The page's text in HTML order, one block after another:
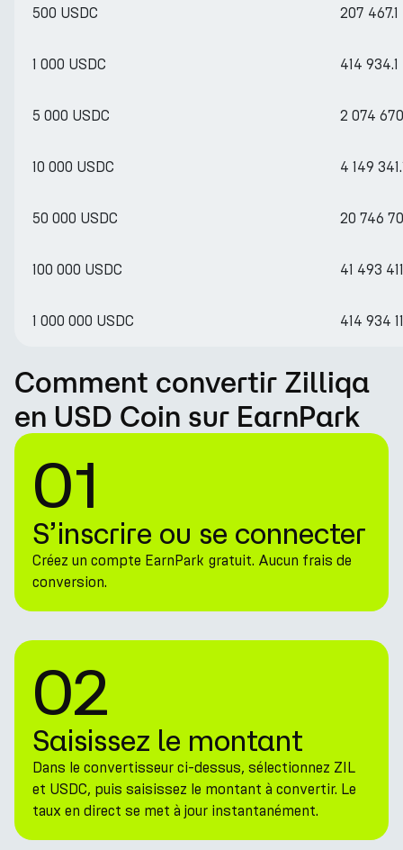
500 USDC 207
1 000 USDC 414
5 000 USDC 2 074
10 000 USDC 4 149
50 000 USDC 20 746
100 000 USDC 41 493
1 000 000 USDC 414 934
Comment convertir Zilliqa
en USD Coin sur EarnPark
01
S’inscrire ou se connecter
Créez un compte EarnPark gratuit. Aucun frais de
conversion.
02
Saisissez le montant
Dans le convertisseur ci-dessus, sélectionnez ZIL
et USDC, puis saisissez le montant à convertir. Le
taux en direct se met à jour instantanément.